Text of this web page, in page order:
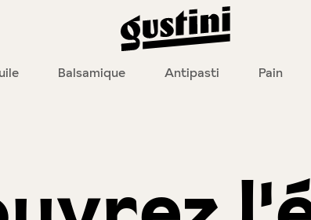
Balsamique Antipasti Pain